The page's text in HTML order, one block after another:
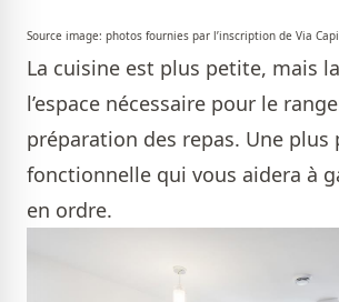
Source image: photos fournies par l’inscription de Via
La cuisine est plus petite, mais
l’espace nécessaire pour le
préparation des repas. Une plus
fonctionnelle qui vous aidera à
en ordre.